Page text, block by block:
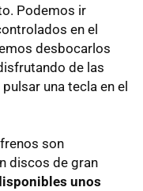
Podemos ir
en el
desbocarlos
de las
una tecla en el
son
discos de gran
unos